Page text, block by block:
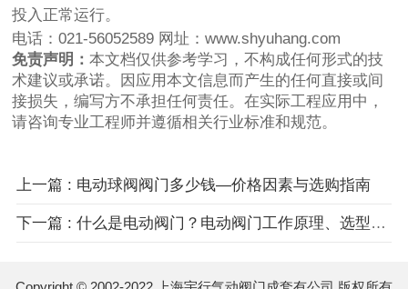
投入正常运行。
电话：021-56052589 网址：www.shyuhang.com
免责声明：本文档仅供参考学习，不构成任何形式的技
术建议或承诺。因应用本文信息而产生的任何直接或间
接损失，编写方不承担任何责任。在实际工程应用中，
请咨询专业工程师并遵循相关行业标准和规范。
上一篇 : 电动球阀阀门多少钱—价格因素与选购指南
下一篇 : 什么是电动阀门？电动阀门工作原理、选型及维护指南